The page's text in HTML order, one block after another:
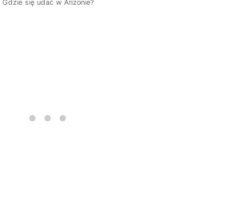
Gdzie się udać w Arizonie?